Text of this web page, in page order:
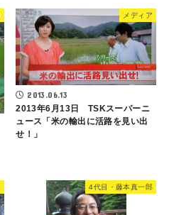
メディア
2013.06.13
2013年6月13日 TSKスーパーニ
ュース「米の輸出に活路を見い出
せ！」
4代目・藤本真一郎